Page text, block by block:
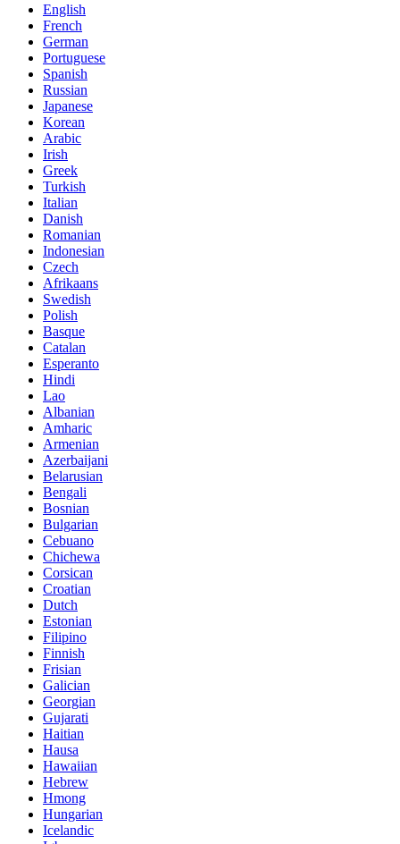
English
French
German
Portuguese
Spanish
Russian
Japanese
Korean
Arabic
Irish
Greek
Turkish
Italian
Danish
Romanian
Indonesian
Czech
Afrikaans
Swedish
Polish
Basque
Catalan
Esperanto
Hindi
Lao
Albanian
Amharic
Armenian
Azerbaijani
Belarusian
Bengali
Bosnian
Bulgarian
Cebuano
Chichewa
Corsican
Croatian
Dutch
Estonian
Filipino
Finnish
Frisian
Galician
Georgian
Gujarati
Haitian
Hausa
Hawaiian
Hebrew
Hmong
Hungarian
Icelandic